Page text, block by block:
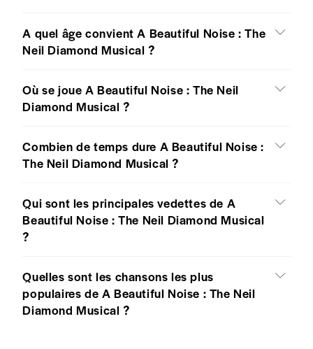
A quel âge convient A Beautiful Noise : The
Neil Diamond Musical ?
Où se joue A Beautiful Noise : The Neil
Diamond Musical ?
Combien de temps dure A Beautiful Noise :
The Neil Diamond Musical ?
Qui sont les principales vedettes de A
Beautiful Noise : The Neil Diamond Musical
?
Quelles sont les chansons les plus
populaires de A Beautiful Noise : The Neil
Diamond Musical ?